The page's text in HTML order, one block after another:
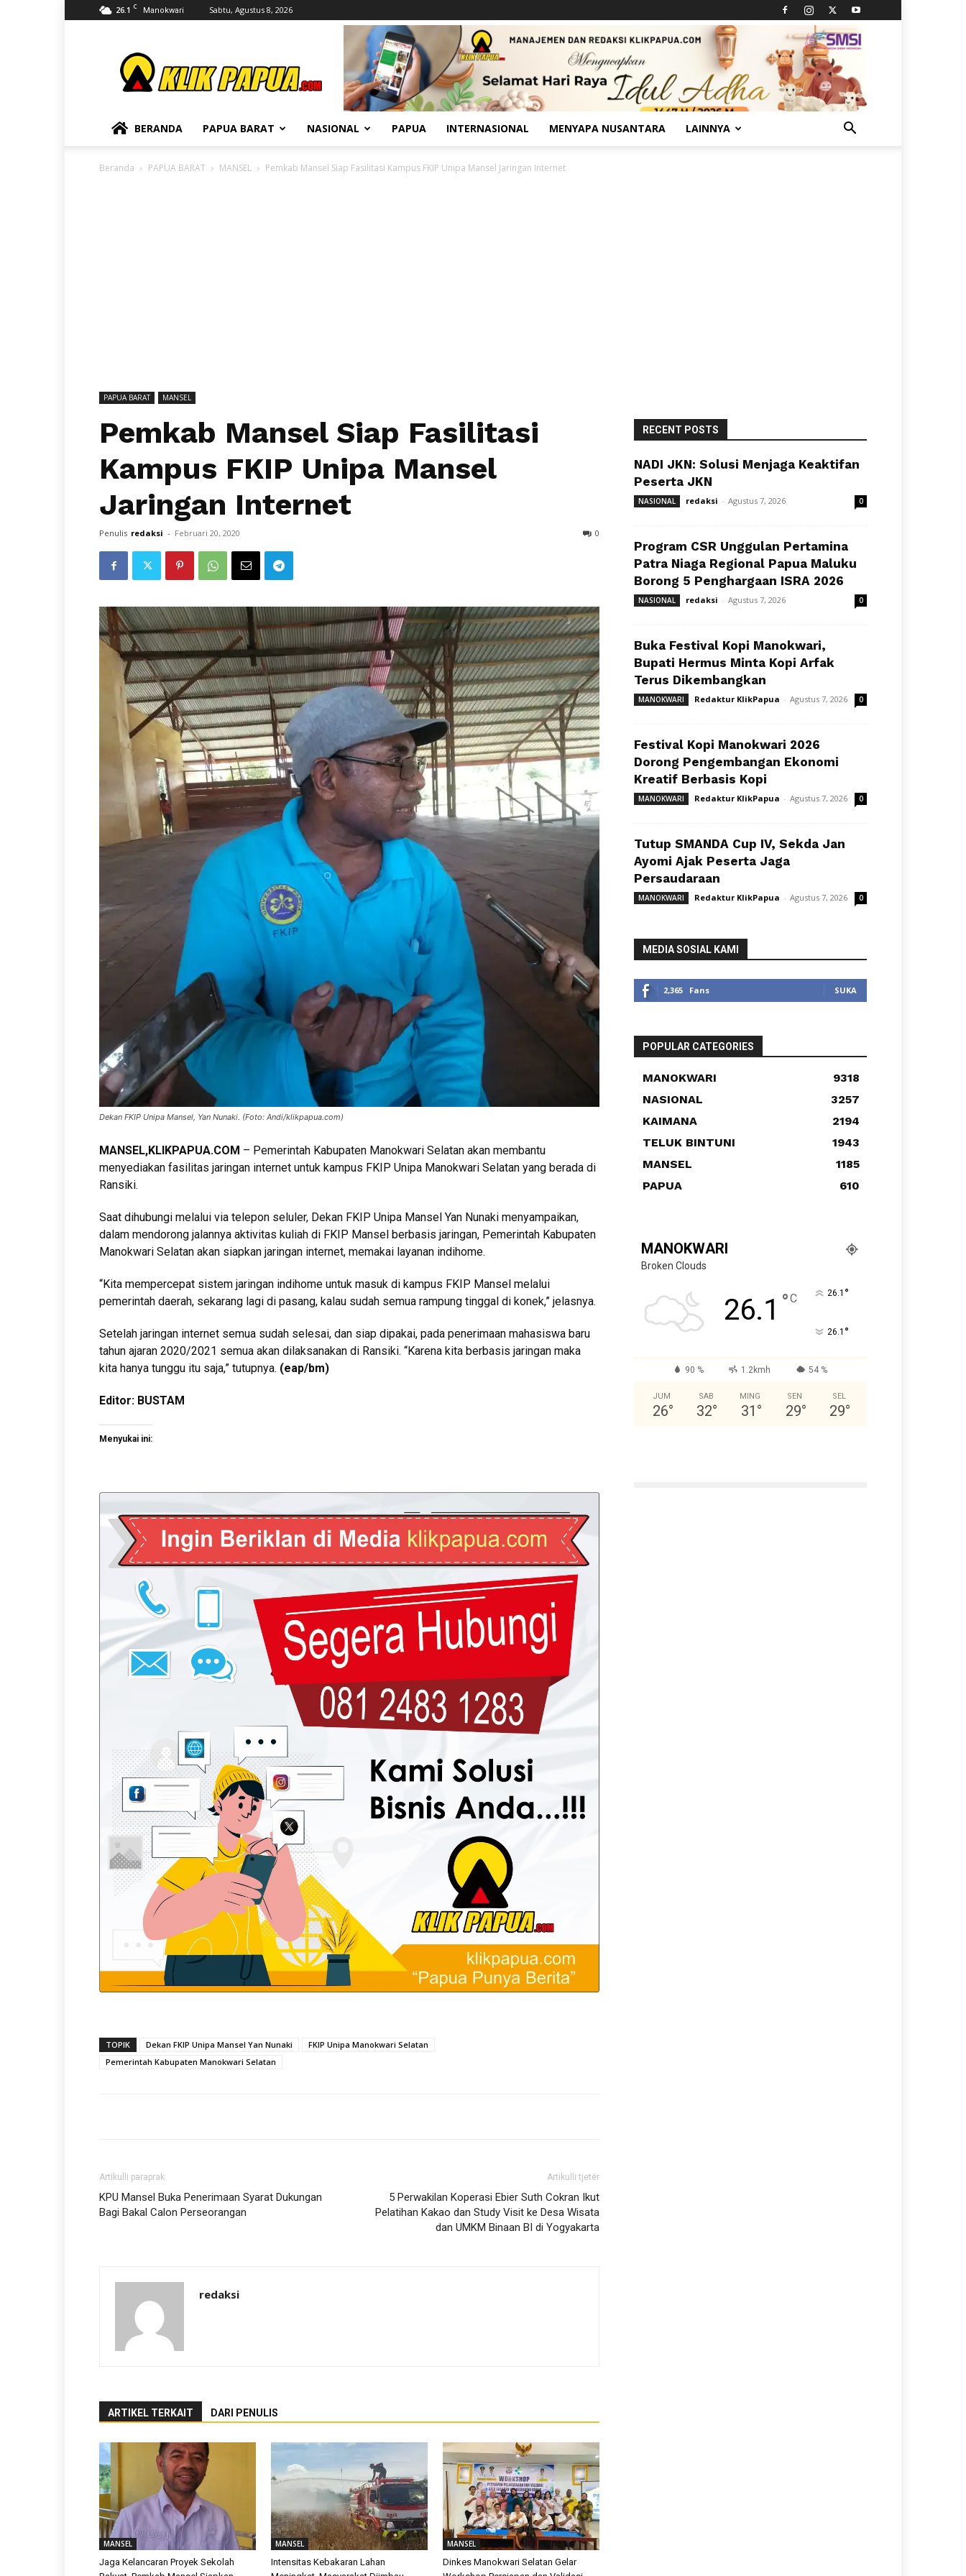
26.1 C Manokwari Sabtu, Agustus 8, 2026
BERANDA PAPUA BARAT NASIONAL PAPUA INTERNASIONAL MENYAPA NUSANTARA LAINNYA
Beranda PAPUA BARAT MANSEL Pemkab Mansel Siap Fasilitasi Kampus FKIP Unipa Mansel Jaringan Internet
PAPUA BARAT MANSEL
Pemkab Mansel Siap Fasilitasi
Kampus FKIP Unipa Mansel
Jaringan Internet
Penulis redaksi - Februari 20, 2020 0
Dekan FKIP Unipa Mansel, Yan Nunaki. (Foto: Andi/klikpapua.com)
MANSEL,KLIKPAPUA.COM – Pemerintah Kabupaten Manokwari Selatan akan membantu
menyediakan fasilitas jaringan internet untuk kampus FKIP Unipa Manokwari Selatan yang berada di
Ransiki.
Saat dihubungi melalui via telepon seluler, Dekan FKIP Unipa Mansel Yan Nunaki menyampaikan,
dalam mendorong jalannya aktivitas kuliah di FKIP Mansel berbasis jaringan, Pemerintah Kabupaten
Manokwari Selatan akan siapkan jaringan internet, memakai layanan indihome.
“Kita mempercepat sistem jaringan indihome untuk masuk di kampus FKIP Mansel melalui
pemerintah daerah, sekarang lagi di pasang, kalau sudah semua rampung tinggal di konek,” jelasnya.
Setelah jaringan internet semua sudah selesai, dan siap dipakai, pada penerimaan mahasiswa baru
tahun ajaran 2020/2021 semua akan dilaksanakan di Ransiki. “Karena kita berbasis jaringan maka
kita hanya tunggu itu saja,” tutupnya. (eap/bm)
Editor: BUSTAM
Menyukai ini:
TOPIK Dekan FKIP Unipa Mansel Yan Nunaki
FKIP Unipa Manokwari Selatan
Pemerintah Kabupaten Manokwari Selatan
Artikulli paraprak
KPU Mansel Buka Penerimaan Syarat Dukungan
Bagi Bakal Calon Perseorangan
Artikulli tjetër
5 Perwakilan Koperasi Ebier Suth Cokran Ikut
Pelatihan Kakao dan Study Visit ke Desa Wisata
dan UMKM Binaan BI di Yogyakarta
redaksi
ARTIKEL TERKAIT DARI PENULIS
MANSEL
Jaga Kelancaran Proyek Sekolah
MANSEL
Intensitas Kebakaran Lahan
MANSEL
Dinkes Manokwari Selatan Gelar
RECENT POSTS
NADI JKN: Solusi Menjaga Keaktifan
Peserta JKN
NASIONAL redaksi - Agustus 7, 2026 0
Program CSR Unggulan Pertamina
Patra Niaga Regional Papua Maluku
Borong 5 Penghargaan ISRA 2026
NASIONAL redaksi - Agustus 7, 2026 0
Buka Festival Kopi Manokwari,
Bupati Hermus Minta Kopi Arfak
Terus Dikembangkan
MANOKWARI Redaktur KlikPapua - Agustus 7, 2026 0
Festival Kopi Manokwari 2026
Dorong Pengembangan Ekonomi
Kreatif Berbasis Kopi
MANOKWARI Redaktur KlikPapua - Agustus 7, 2026 0
Tutup SMANDA Cup IV, Sekda Jan
Ayomi Ajak Peserta Jaga
Persaudaraan
MANOKWARI Redaktur KlikPapua - Agustus 7, 2026 0
MEDIA SOSIAL KAMI
2,365 Fans SUKA
POPULAR CATEGORIES
MANOKWARI
9318
NASIONAL
3257
KAIMANA
2194
TELUK BINTUNI
1943
MANSEL
1185
PAPUA
610
MANOKWARI
Broken Clouds
26.1 °C 26.1 °
26.1 °
90 % 1.2kmh 54 %
JUM
26°
SAB
32°
MING
31 °
SEN
29°
SEL
29°